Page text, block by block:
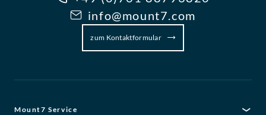
info@mount7.com
zum Kontaktformular
Mount7 Service